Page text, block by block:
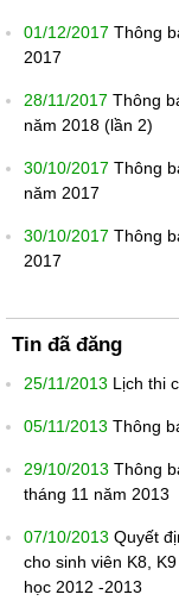
01/12/2017 Thông
2017
28/11/2017 Thông
năm 2018 (lần 2)
30/10/2017 Thông
năm 2017
30/10/2017 Thông
2017
Tin đã đăng
25/11/2013 Lịch thi
05/11/2013 Thông
29/10/2013 Thông
tháng 11 năm 2013
07/10/2013 Quyết
cho sinh viên K8,
học 2012 -2013